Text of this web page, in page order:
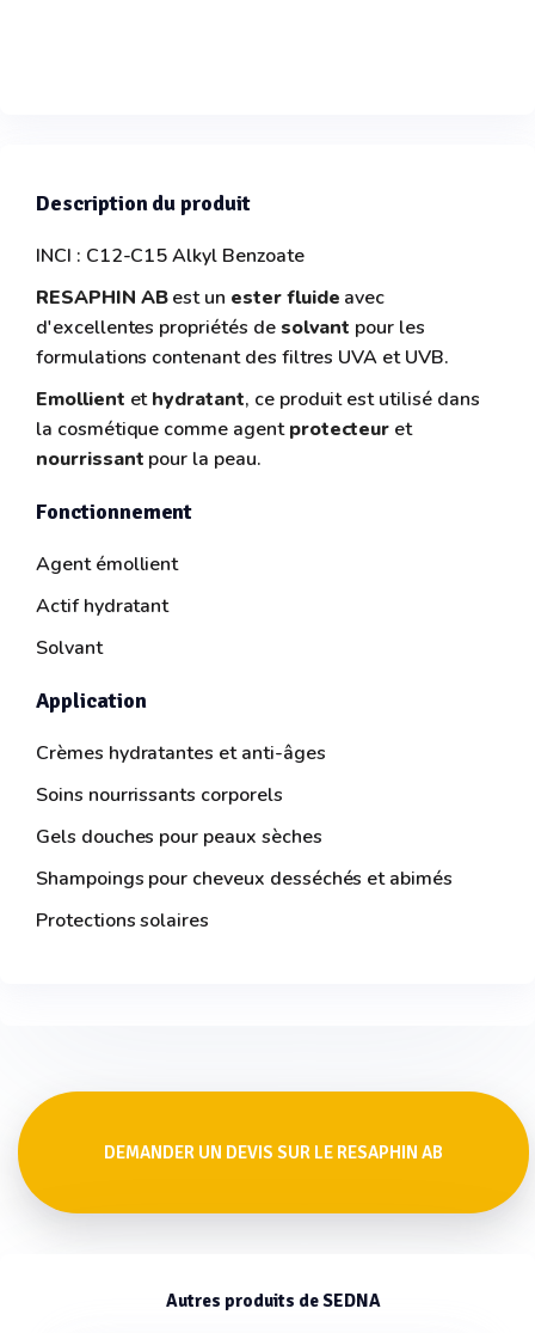
Description du produit
INCI : C12-C15 Alkyl Benzoate
RESAPHIN ABest un ester fluide avec
d'excellentes propriétés desolvant pour les
formulations contenant des filtres UVA et UVB.
Emollient ethydratant, ce produit est utilisé dans
la cosmétique comme agentprotecteur et
nourrissant pour la peau.
Fonctionnement
Agent émollient
Actif hydratant
Solvant
Application
Crèmes hydratantes et anti-âges
Soins nourrissants corporels
Gels douches pour peaux sèches
Shampoings pour cheveux desséchés et abimés
Protections solaires
DEMANDER UN DEVIS SUR LE RESAPHIN AB
Autres produits de SEDNA